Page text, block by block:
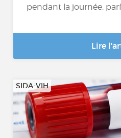
pendant la journée,
Lire
SIDA-VIH